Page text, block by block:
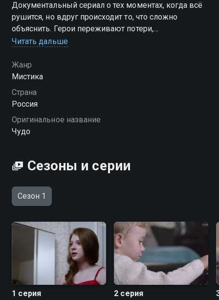
Документальный сериал о тех моментах, когда всё
рушится, но вдруг происходит то, что сложно
объяснить. Герои переживают потери,
разочарования, отчаяние, пока неожиданные
знает, почему всё случается именно так. Но иногда
именно странные совпадения возвращают людям
надежду. Авторы не ищут объяснений, они просто
собирают настоящие истории — те, в которых судьба
хорошем качестве.
качестве на Смотрёшке
Читать дальше
Жанр
Мистика
Страна
Россия
Оригинальное название
Чудо
Сезоны и серии
Сезон 1
1 серия 2 серия